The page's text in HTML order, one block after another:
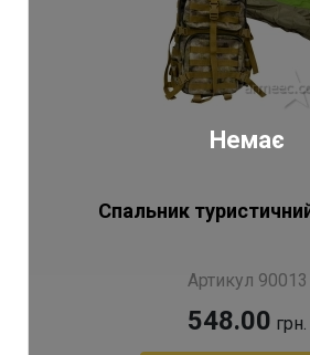
Немає
Спальник
Артикул 90013
548.00 грн.